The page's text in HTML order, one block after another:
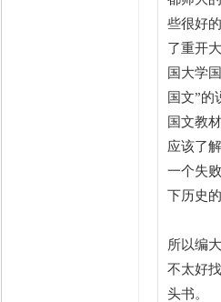
些很好
了重开
国大学
国文”
国文教
应该了
一个失
下历史
所以编
不太好
头书。